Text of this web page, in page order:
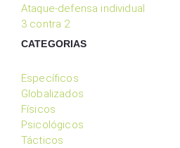
Ataque-defensa individual
3 contra 2
CATEGORIAS
Específicos
Globalizados
Físicos
Psicológicos
Tácticos